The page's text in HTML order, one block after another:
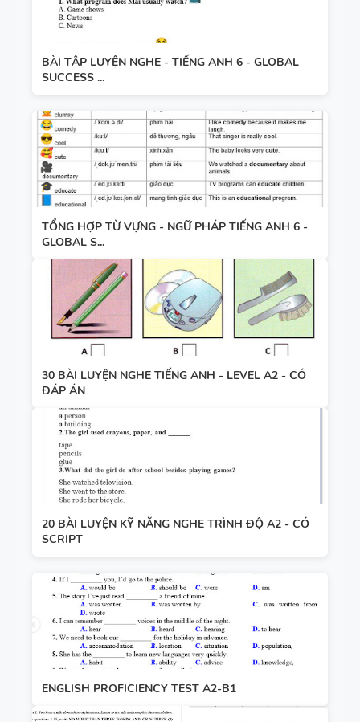
BÀI TẬP LUYỆN NGHE - TIẾNG ANH 6 - GLOBAL
SUCCESS ...
TỔNG HỢP TỪ VỰNG - NGỮ PHÁP TIẾNG ANH 6 -
GLOBAL S...
30 BÀI LUYỆN NGHE TIẾNG ANH - LEVEL A2 - CÓ
ĐÁP ÁN
20 BÀI LUYỆN KỸ NĂNG NGHE TRÌNH ĐỘ A2 - CÓ
SCRIPT
ENGLISH PROFICIENCY TEST A2-B1